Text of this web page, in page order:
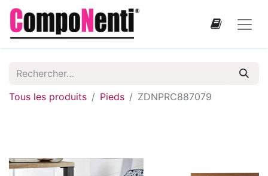
Tous les produits Pieds ZDNPRC887079